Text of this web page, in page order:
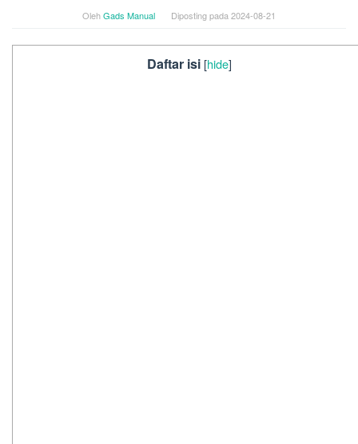
OlehGads Manual Diposting pada 2024-08-21
Daftar isi [hide]